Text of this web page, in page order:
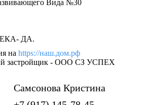
Вида №30
ДА.
на https://наш.дом.рф
застройщик - ООО СЗ УСПЕХ
Самсонова Кристина